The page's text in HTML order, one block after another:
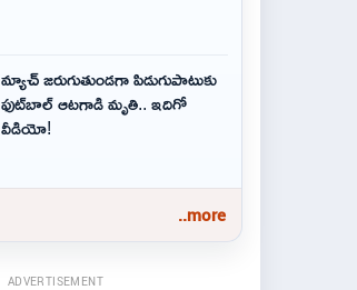
మ్యాచ్ జరుగుతుండగా పిడుగుపాటుకు
ఫుట్‌బాల్ ఆటగాడి మృతి.. ఇదిగో
వీడియో!
..more
ADVERTISEMENT